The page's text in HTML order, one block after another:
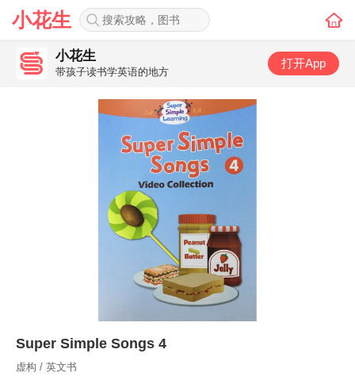
小花生
小花生
带孩子读书学英语的地方
打开App
Super Simple Songs 4
虚构 / 英文书